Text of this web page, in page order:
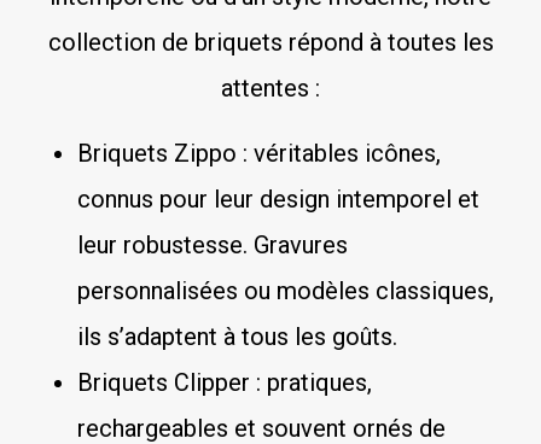
collection de briquets répond à toutes les
attentes :
Briquets Zippo : véritables icônes,
connus pour leur design intemporel et
leur robustesse. Gravures
personnalisées ou modèles classiques,
ils s’adaptent à tous les goûts.
Briquets Clipper : pratiques,
rechargeables et souvent ornés de